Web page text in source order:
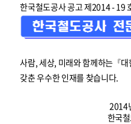
한국철도공사 공고 제2014 - 19
사람, 세상, 미래와 함께하는『
갖춘 우수한 인재를 찾습니다.
2014
한국